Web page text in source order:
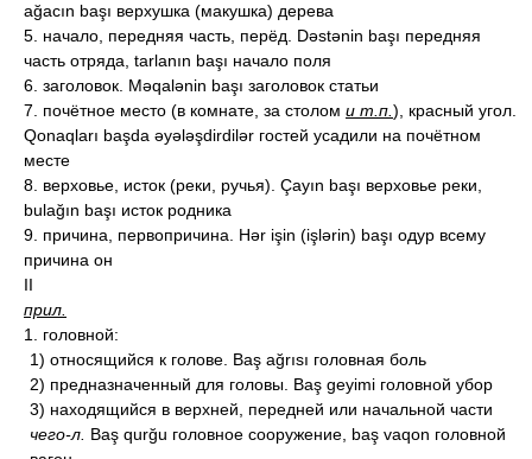
ağacın başı верхушка (макушка) дерева
5. начало, передняя часть, перёд. Dəstənin başı передняя
часть отряда, tarlanın başı начало поля
6. заголовок. Məqalənin başı заголовок статьи
7. почётное место (в комнате, за столом и т.п. ), красный угол.
Qonaqları başda əyələşdirdilər гостей усадили на почётном
месте
8. верховье, исток (реки, ручья). Çayın başı верховье реки,
bulağın başı исток родника
9. причина, первопричина. Hər işin (işlərin) başı одур всему
причина он
II
прил.
1. головной:
1) относящийся к голове. Baş ağrısı головная боль
2) предназначенный для головы. Baş geyimi головной убор
3) находящийся в верхней, передней или начальной части
чего-л. Baş qurğu головное сооружение, baş vaqon головной